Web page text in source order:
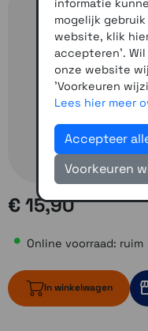
€ 15,90
Online voorraad: ruim
In winkelwagen
informatie
mogelijk
website, klik
accepteren'.
onze website
'Voorkeuren
Lees hier meer
Accepteer
Voorkeuren